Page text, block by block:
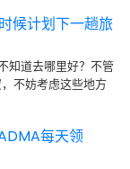
候计划下一趟旅
知道去哪里好？不管
不妨考虑这些地方
每天领